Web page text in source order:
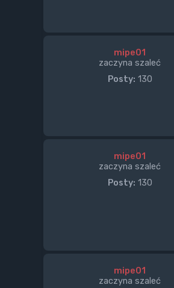
mipe01
zaczyna szaleć
Posty: 130
mipe01
zaczyna szaleć
Posty: 130
mipe01
zaczyna szaleć